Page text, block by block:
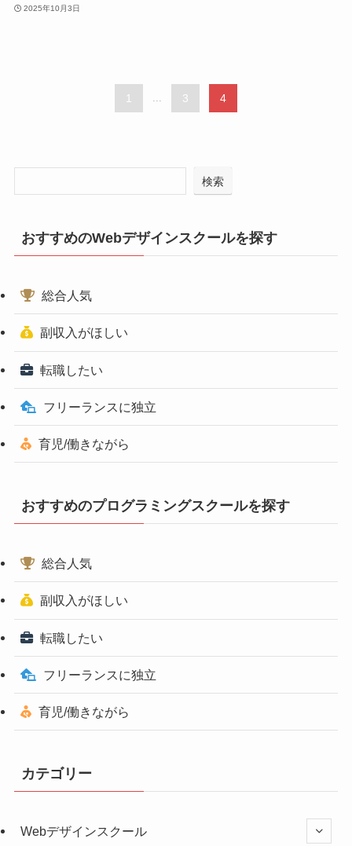
2025年10月3日
1 3 4
検索
おすすめのWebデザインスクールを探す
総合人気
副収入がほしい
転職したい
フリーランスに独立
育児/働きながら
おすすめのプログラミングスクールを探す
総合人気
副収入がほしい
転職したい
フリーランスに独立
育児/働きながら
カテゴリー
Webデザインスクール